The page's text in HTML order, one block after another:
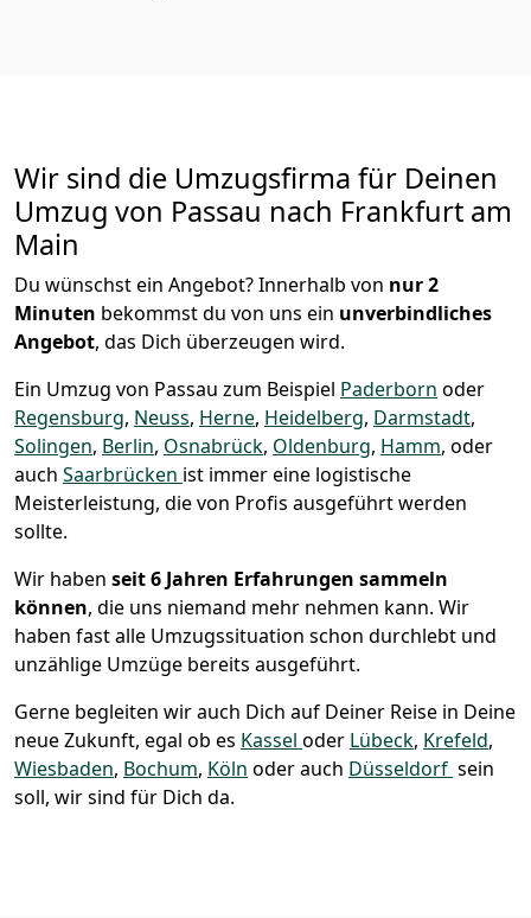
Wir sind die Umzugsfirma für Deinen
Umzug von Passau nach Frankfurt am
Main
Du wünschst ein Angebot? Innerhalb von nur 2
Minuten bekommst du von uns ein unverbindliches
Angebot, das Dich überzeugen wird.
Ein Umzug von Passau zum Beispiel Paderborn oder
Regensburg, Neuss, Herne, Heidelberg, Darmstadt,
Solingen, Berlin, Osnabrück, Oldenburg, Hamm, oder
auch Saarbrücken ist immer eine logistische
Meisterleistung, die von Profis ausgeführt werden
sollte.
Wir haben seit6 Jahren Erfahrungen sammeln
können, die uns niemand mehr nehmen kann. Wir
haben fast alle Umzugssituation schon durchlebt und
unzählige Umzüge bereits ausgeführt.
Gerne begleiten wir auch Dich auf Deiner Reise in Deine
neue Zukunft, egal ob es Kassel oder Lübeck, Krefeld,
Wiesbaden, Bochum, Köln oder auch Düsseldorf sein
soll, wir sind für Dich da.